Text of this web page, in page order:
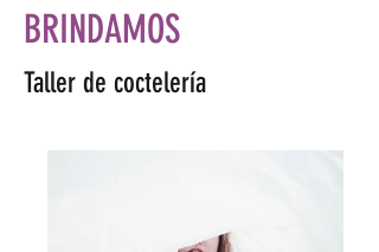
BRINDAMOS
Taller de coctelería